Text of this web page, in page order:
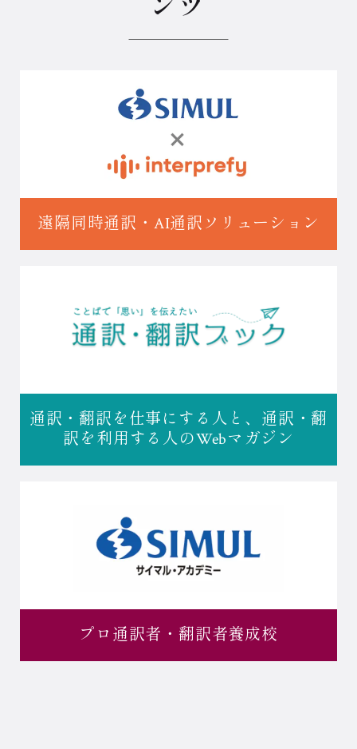
遠隔同時通訳・ AI通訳ソリューション
通訳・翻訳を仕事にする人と、 通訳・翻
訳を利用する人のWebマガジン
プロ通訳者・ 翻訳者養成校